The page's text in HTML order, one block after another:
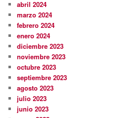
abril 2024
marzo 2024
febrero 2024
enero 2024
diciembre 2023
noviembre 2023
octubre 2023
septiembre 2023
agosto 2023
julio 2023
junio 2023